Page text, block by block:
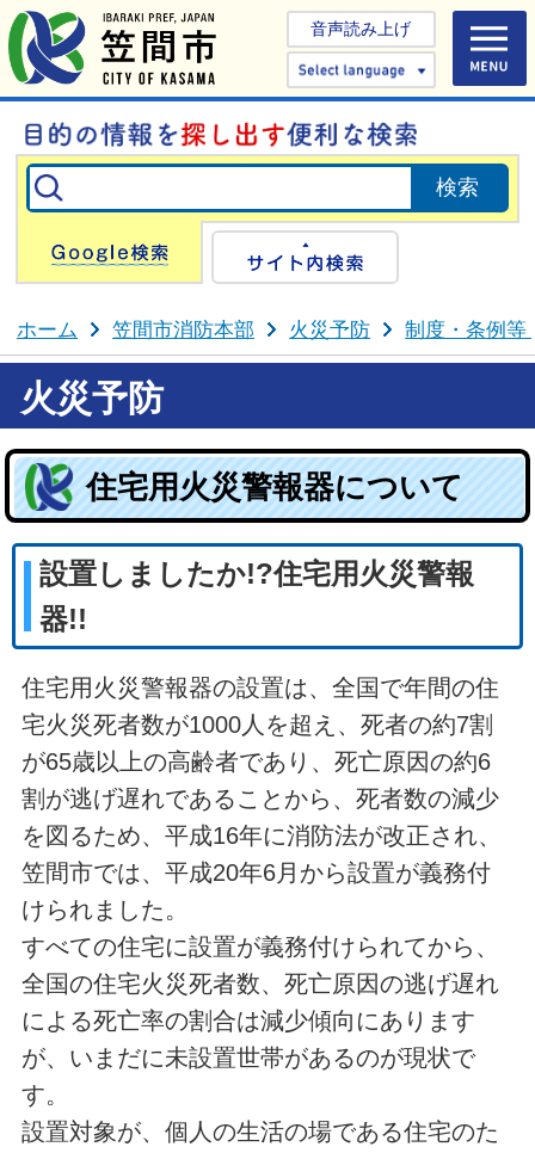
音声読み上げ
Select
Google検索
ホーム 笠間市消防本部 火災予防 制度・条例等
火災予防
住宅用火災警報器について
設置しましたか!?住宅用火災警報
器!!
住宅用火災警報器の設置は、全国で年間の住
宅火災死者数が1000人を超え、死者の約7割
が65歳以上の高齢者であり、死亡原因の約6
割が逃げ遅れであることから、死者数の減少
を図るため、平成16年に消防法が改正され、
笠間市では、平成20年6月から設置が義務付
けられました。
すべての住宅に設置が義務付けられてから、
全国の住宅火災死者数、死亡原因の逃げ遅れ
による死亡率の割合は減少傾向にあります
が、いまだに未設置世帯があるのが現状で
す。
設置対象が、個人の生活の場である住宅のた